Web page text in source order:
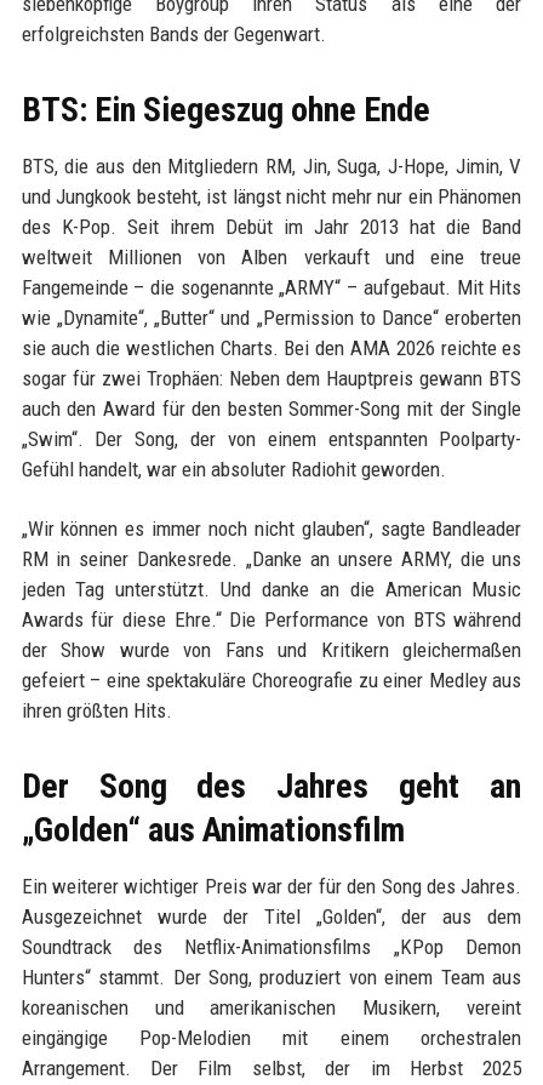
erfolgreichsten Bands der Gegenwart.
BTS: Ein Siegeszug ohne Ende
BTS, die aus den Mitgliedern RM, Jin, Suga, J-Hope, Jimin, V
und Jungkook besteht, ist längst nicht mehr nur ein Phänomen
des K-Pop. Seit ihrem Debüt im Jahr 2013 hat die Band
weltweit Millionen von Alben verkauft und eine treue
Fangemeinde – die sogenannte „ARMY“ – aufgebaut. Mit Hits
wie „Dynamite“, „Butter“ und „Permission to Dance“ eroberten
sie auch die westlichen Charts. Bei den AMA 2026 reichte es
sogar für zwei Trophäen: Neben dem Hauptpreis gewann BTS
auch den Award für den besten Sommer-Song mit der Single
„Swim“. Der Song, der von einem entspannten Poolparty-
Gefühl handelt, war ein absoluter Radiohit geworden.
„Wir können es immer noch nicht glauben“, sagte Bandleader
RM in seiner Dankesrede. „Danke an unsere ARMY, die uns
jeden Tag unterstützt. Und danke an die American Music
Awards für diese Ehre.“ Die Performance von BTS während
der Show wurde von Fans und Kritikern gleichermaßen
gefeiert – eine spektakuläre Choreografie zu einer Medley aus
ihren größten Hits.
Der Song des Jahres geht an
„Golden“ aus Animationsfilm
Ein weiterer wichtiger Preis war der für den Song des Jahres.
Ausgezeichnet wurde der Titel „Golden“, der aus dem
Soundtrack des Netflix-Animationsfilms „KPop Demon
Hunters“ stammt. Der Song, produziert von einem Team aus
koreanischen und amerikanischen Musikern, vereint
eingängige Pop-Melodien mit einem orchestralen
Arrangement. Der Film selbst, der im Herbst 2025